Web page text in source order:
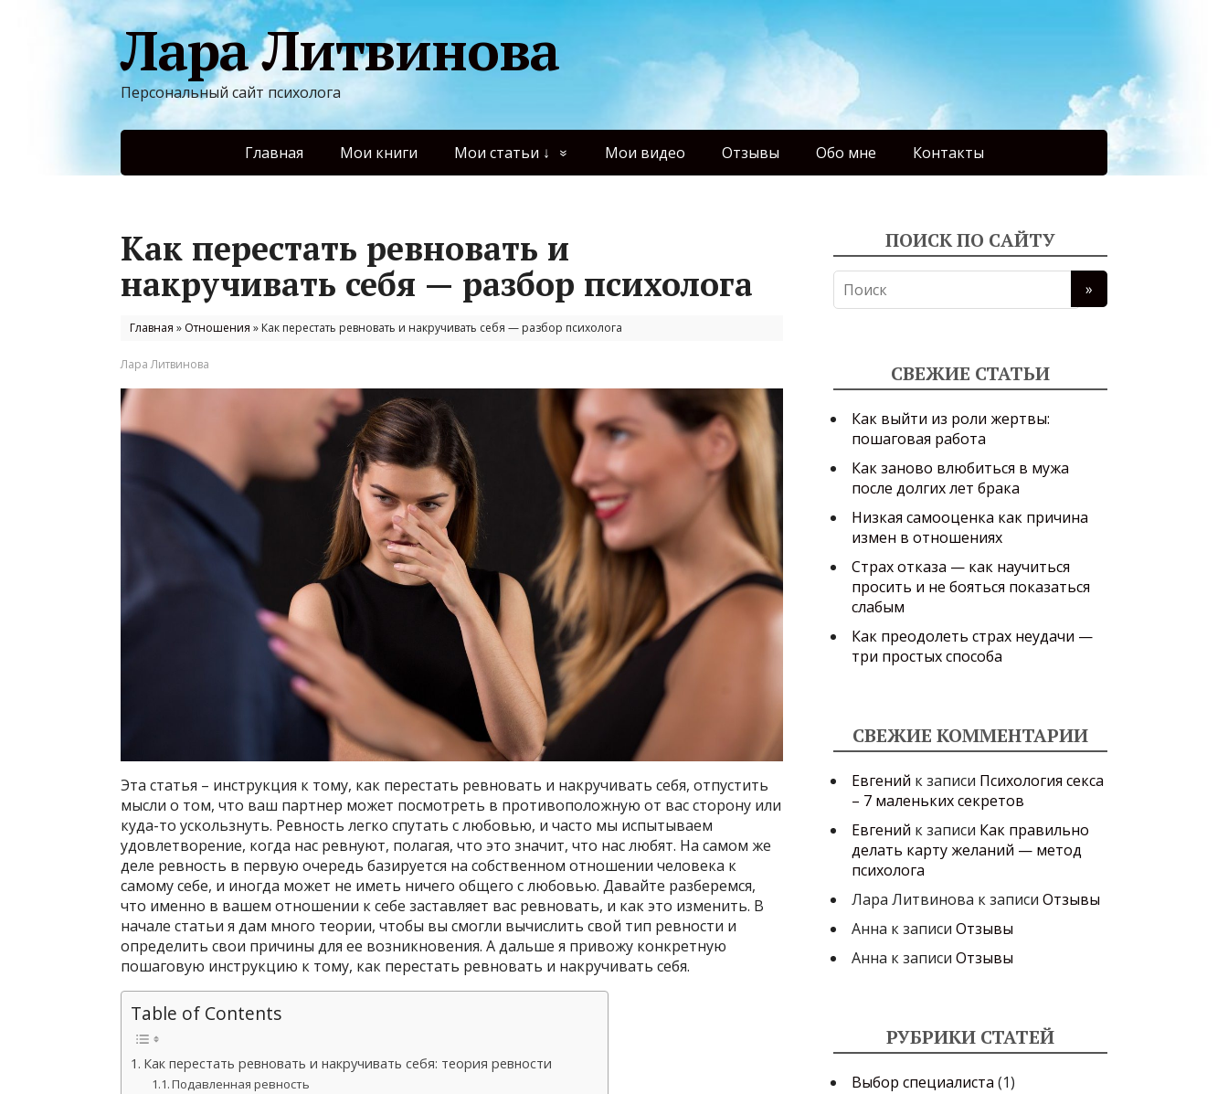
Лара Литвинова
Персональный сайт психолога
Главная Мои книги Мои статьи ↓ Мои видео Отзывы Обо мне Контакты
Как перестать ревновать и
накручивать себя — разбор психолога
Главная » Отношения » Как перестать ревновать и накручивать себя — разбор психолога
Лара Литвинова
Эта статья – инструкция к тому, как перестать ревновать и накручивать себя, отпустить
мысли о том, что ваш партнер может посмотреть в противоположную от вас сторону или
куда-то ускользнуть. Ревность легко спутать с любовью, и часто мы испытываем
удовлетворение, когда нас ревнуют, полагая, что это значит, что нас любят. На самом же
деле ревность в первую очередь базируется на собственном отношении человека к
самому себе, и иногда может не иметь ничего общего с любовью. Давайте разберемся,
что именно в вашем отношении к себе заставляет вас ревновать, и как это изменить. В
начале статьи я дам много теории, чтобы вы смогли вычислить свой тип ревности и
определить свои причины для ее возникновения. А дальше я привожу конкретную
пошаговую инструкцию к тому, как перестать ревновать и накручивать себя.
Table of Contents
Как перестать ревновать и накручивать себя: теория ревности
Подавленная ревность
ПОИСК ПО САЙТУ
СВЕЖИЕ СТАТЬИ
Как выйти из роли жертвы:
пошаговая работа
Как заново влюбиться в мужа
после долгих лет брака
Низкая самооценка как причина
измен в отношениях
Страх отказа — как научиться
просить и не бояться показаться
слабым
Как преодолеть страх неудачи —
три простых способа
СВЕЖИЕ КОММЕНТАРИИ
Евгений к записи Психология секса
– 7 маленьких секретов
Евгений к записи Как правильно
делать карту желаний — метод
психолога
Лара Литвинова к записи Отзывы
Aнна к записи Отзывы
Анна к записи Отзывы
РУБРИКИ СТАТЕЙ
Выбор специалиста (1)